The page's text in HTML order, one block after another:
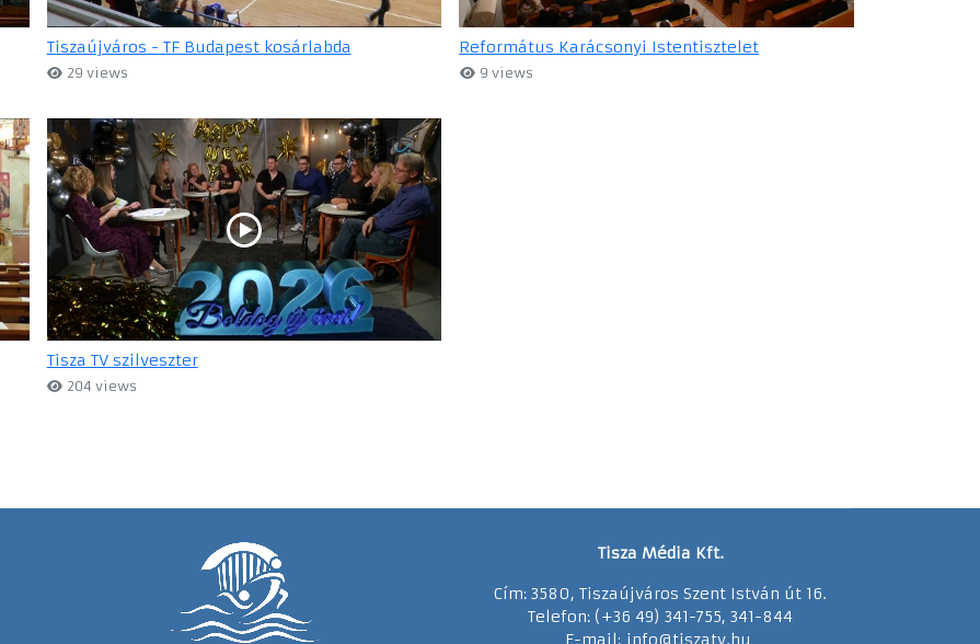
Tiszaújváros - TF Budapest kosárlabda
29 views
Református Karácsonyi Istentisztelet
9 views
Tisza TV szilveszter
204 views
Tisza Média Kft.
Cím: 3580, Tiszaújváros Szent István út 16.
Telefon: (+36 49) 341-755, 341-844
E-mail: info@tiszatv.hu